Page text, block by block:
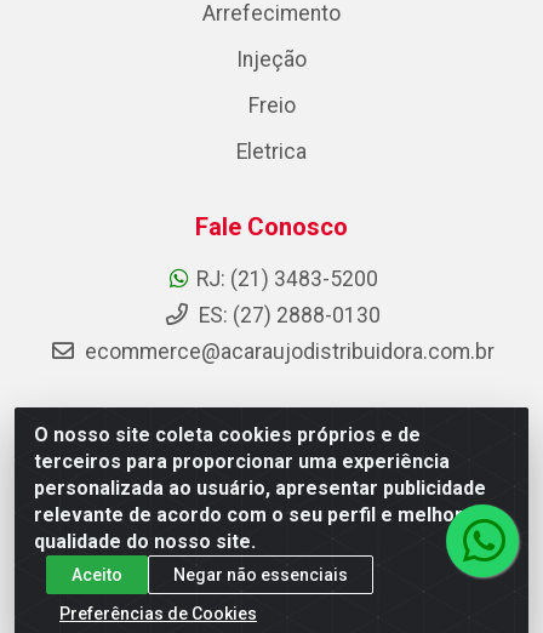
O nosso site coleta cookies próprios e de
terceiros para proporcionar uma experiência
personalizada ao usuário, apresentar publicidade
relevante de acordo com o seu perfil e melhorar a
qualidade do nosso site.
Aceito
Negar não essenciais
Preferências de Cookies
Arrefecimento
Injeção
Freio
Eletrica
Fale Conosco
RJ: (21) 3483-5200
ES: (27) 2888-0130
ecommerce@acaraujodistribuidora.com.br
AC Araujo Distribuidora - Rua Carneiro de Campos, 42 -
São Cristóvão, Rio de Janeiro/RJ - CEP 20.920-410 -
CNPJ 08.744.753/0003-85